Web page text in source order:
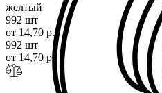
желтый
992 шт
от 14,70 р.
992 шт
от 14,70 р.